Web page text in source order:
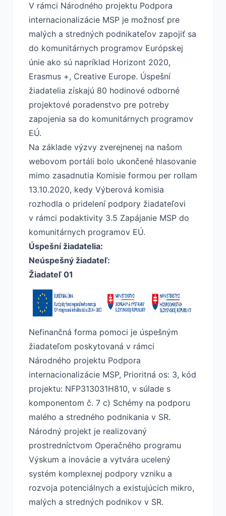
V rámci Národného projektu Podpora
internacionalizácie MSP je možnosť pre
malých a stredných podnikateľov zapojiť sa
do komunitárnych programov Európskej
únie ako sú napríklad Horizont 2020,
Erasmus +, Creative Europe. Úspešní
žiadatelia získajú 80 hodinové odborné
projektové poradenstvo pre potreby
zapojenia sa do komunitárnych programov
EÚ.
Na základe výzvy zverejnenej na našom
webovom portáli bolo ukončené hlasovanie
mimo zasadnutia Komisie formou per rollam
13.10.2020, kedy Výberová komisia
rozhodla o pridelení podpory žiadateľovi
v rámci podaktivity 3.5 Zapájanie MSP do
komunitárnych programov EÚ.
Úspešní žiadatelia:
Neúspešný žiadateľ:
Žiadateľ 01
Nefinančná forma pomoci je úspešným
žiadateľom poskytovaná v rámci
Národného projektu Podpora
internacionalizácie MSP, Prioritná os: 3, kód
projektu: NFP313031H810, v súlade s
komponentom č. 7 c) Schémy na podporu
malého a stredného podnikania v SR.
Národný projekt je realizovaný
prostredníctvom Operačného programu
Výskum a inovácie a vytvára ucelený
systém komplexnej podpory vzniku a
rozvoja potenciálnych a existujúcich mikro,
malých a stredných podnikov v SR.